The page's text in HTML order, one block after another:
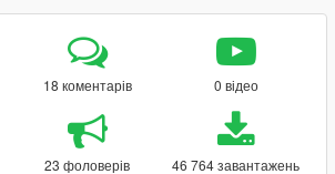
18 коментарів 0 відео
23 фоловерів 46 764 завантажень